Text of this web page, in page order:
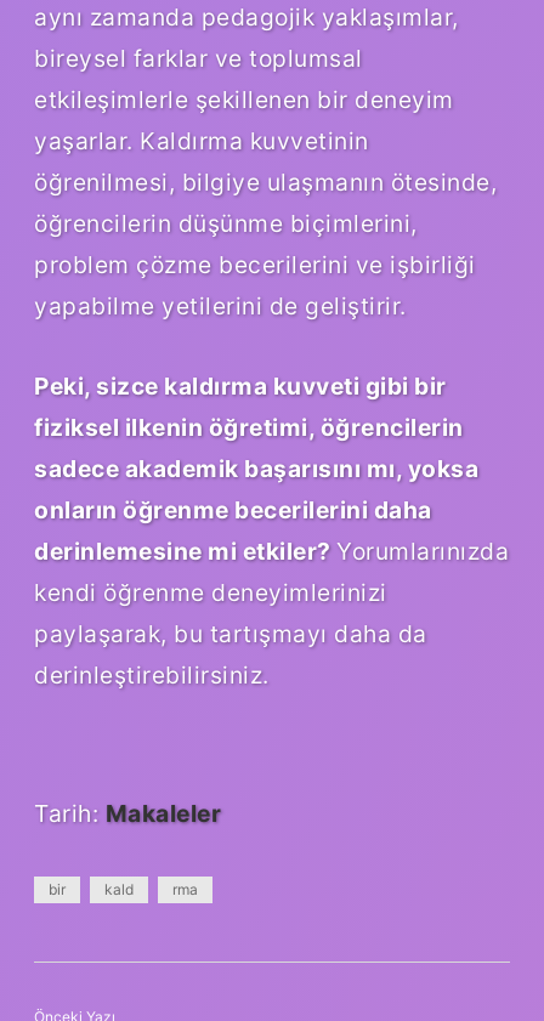
aynı zamanda pedagojik yaklaşımlar,
bireysel farklar ve toplumsal
etkileşimlerle şekillenen bir deneyim
yaşarlar. Kaldırma kuvvetinin
öğrenilmesi, bilgiye ulaşmanın ötesinde,
öğrencilerin düşünme biçimlerini,
problem çözme becerilerini ve işbirliği
yapabilme yetilerini de geliştirir.
Peki, sizce kaldırma kuvveti gibi bir
fiziksel ilkenin öğretimi, öğrencilerin
sadece akademik başarısını mı, yoksa
onların öğrenme becerilerini daha
derinlemesine mi etkiler?Yorumlarınızda
kendi öğrenme deneyimlerinizi
paylaşarak, bu tartışmayı daha da
derinleştirebilirsiniz.
Tarih: Makaleler
bir kald rma
Önceki Yazı